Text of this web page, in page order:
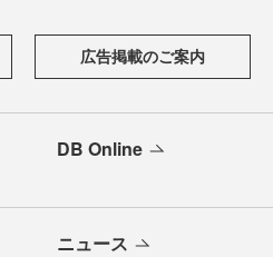
広告掲載のご案内
DB Online
ニュース